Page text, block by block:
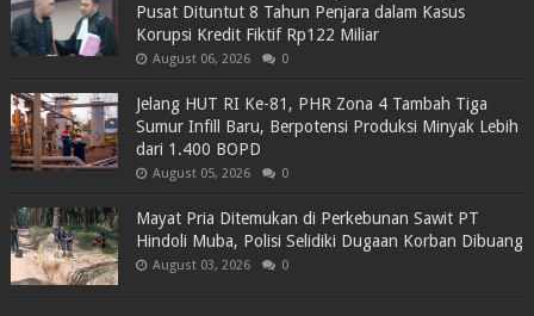
Pusat Dituntut 8 Tahun Penjara dalam Kasus
Korupsi Kredit Fiktif Rp122 Miliar
August 06, 2026 0
Jelang HUT RI Ke-81, PHR Zona 4 Tambah Tiga
Sumur Infill Baru, Berpotensi Produksi Minyak Lebih
dari 1.400 BOPD
August 05, 2026 0
Mayat Pria Ditemukan di Perkebunan Sawit PT
Hindoli Muba, Polisi Selidiki Dugaan Korban Dibuang
August 03, 2026 0